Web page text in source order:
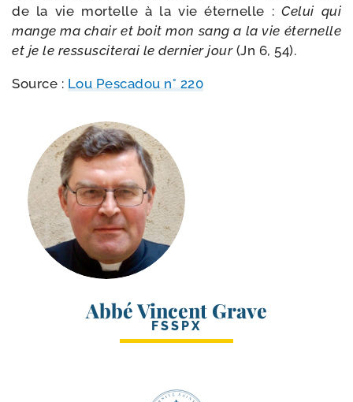
de la vie mor­telle à la vie éter­nelle :Celui qui
mange ma chair et boit mon sang a la vie éter­nelle
et je le res­sus­ci­te­rai le der­nier jour(Jn 6, 54).
Source : Lou Pescadou n° 220
Abbé Vincent Grave
FSSPX